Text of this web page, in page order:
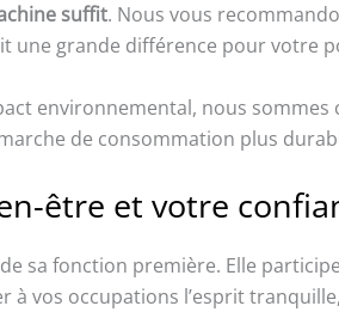
suffit. Nous vous
une grande différence pour votre
environnemental, nous sommes
de consommation plus
être et votre
sa fonction première. Elle
à vos occupations l’esprit